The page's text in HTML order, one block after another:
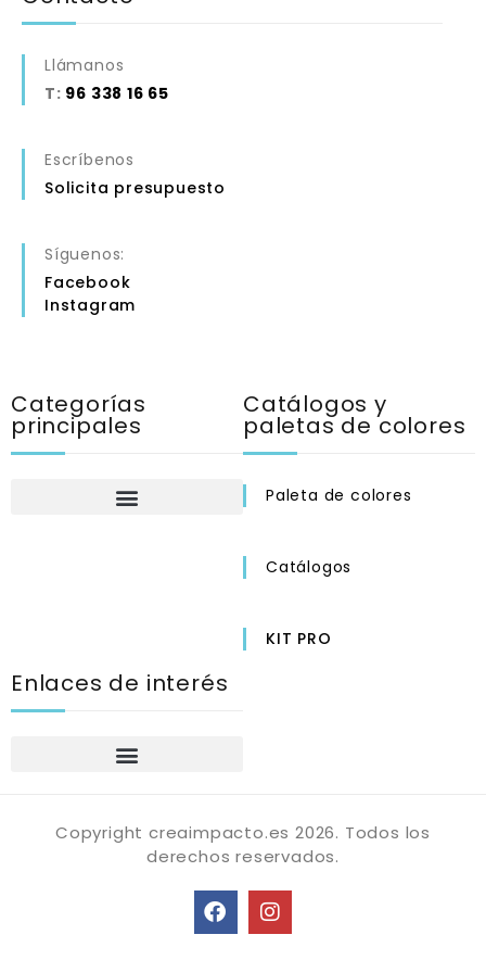
Llámanos
T: 96 338 16 65
Escríbenos
Solicita presupuesto
Síguenos:
Facebook
Instagram
Catálogos y
paletas de colores
Paleta de colores
Catálogos
KIT PRO
Categorías
principales
Enlaces de interés
Copyright creaimpacto.es 2026. Todos los
derechos reservados.